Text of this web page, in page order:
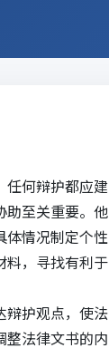
任何辩护都应建
助至关重要。他
体情况制定个性
料，寻找有利于
辩护观点，使法
整法律文书的内